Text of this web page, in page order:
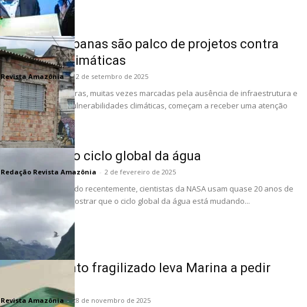
Climate Resilience...
Periferias urbanas são palco de projetos contra
mudanças climáticas
Revista Amazônia - 12 de setembro de 2025
As periferias brasileiras, muitas vezes marcadas pela ausência de infraestrutura e
pela exposição às vulnerabilidades climáticas, começam a receber uma atenção
inédita em termos...
Mudanças no ciclo global da água
Redação Revista Amazônia - 2 de fevereiro de 2025
Em um artigo publicado recentemente, cientistas da NASA usam quase 20 anos de
observações para mostrar que o ciclo global da água está mudando...
Licenciamento fragilizado leva Marina a pedir
reação firme
Revista Amazônia - 28 de novembro de 2025